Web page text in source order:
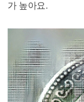
가 높아요.